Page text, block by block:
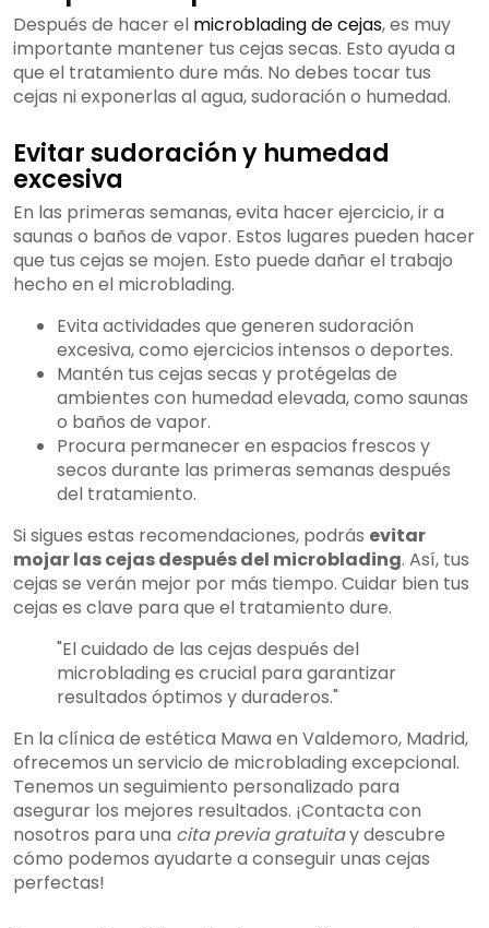
Después de hacer el microblading de cejas, es muy
importante mantener tus cejas secas. Esto ayuda a
que el tratamiento dure más. No debes tocar tus
cejas ni exponerlas al agua, sudoración o humedad.
Evitar sudoración y humedad
excesiva
En las primeras semanas, evita hacer ejercicio, ir a
saunas o baños de vapor. Estos lugares pueden hacer
que tus cejas se mojen. Esto puede dañar el trabajo
hecho en el microblading.
Evita actividades que generen sudoración
excesiva, como ejercicios intensos o deportes.
Mantén tus cejas secas y protégelas de
ambientes con humedad elevada, como saunas
o baños de vapor.
Procura permanecer en espacios frescos y
secos durante las primeras semanas después
del tratamiento.
Si sigues estas recomendaciones, podrás evitar
mojar las cejas después del microblading. Así, tus
cejas se verán mejor por más tiempo. Cuidar bien tus
cejas es clave para que el tratamiento dure.
"El cuidado de las cejas después del
microblading es crucial para garantizar
resultados óptimos y duraderos."
En la clínica de estética Mawa en Valdemoro, Madrid,
ofrecemos un servicio de microblading excepcional.
Tenemos un seguimiento personalizado para
asegurar los mejores resultados. ¡Contacta con
nosotros para una cita previa gratuitay descubre
cómo podemos ayudarte a conseguir unas cejas
perfectas!